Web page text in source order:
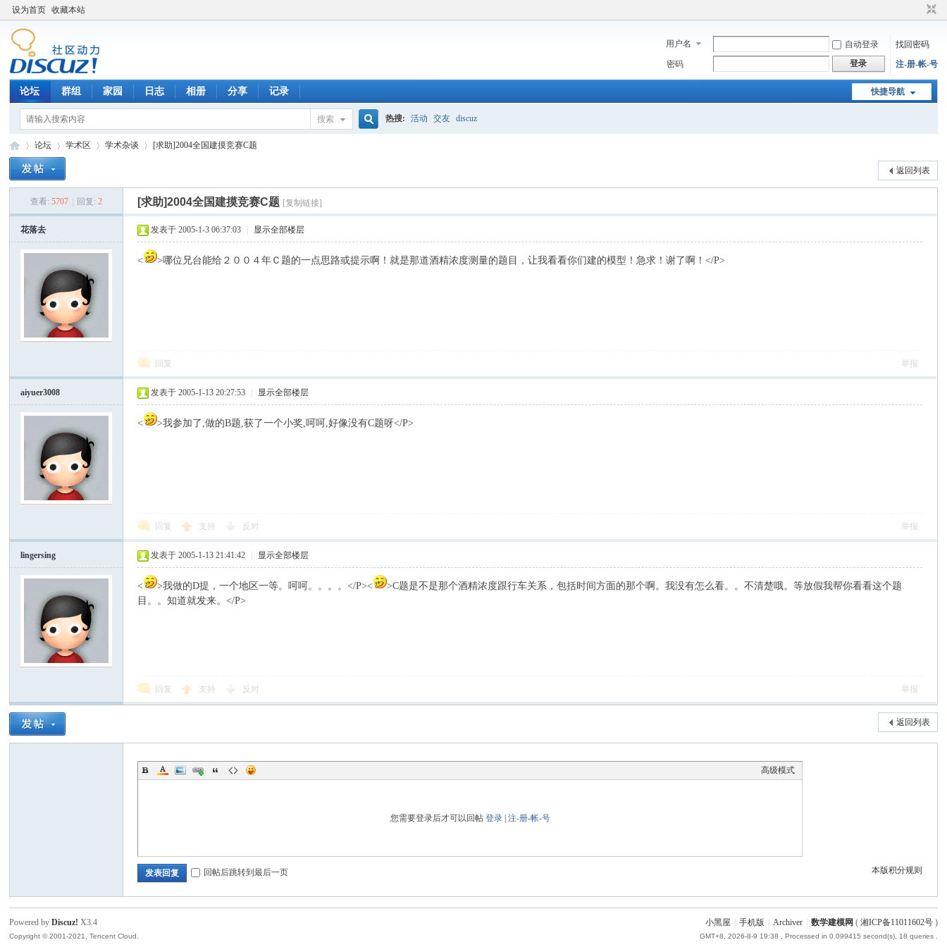
设为首页 收藏本站
用户名 自动登录
找回密码
密码
登录 注-册-帐-号
快捷导航
论坛 群组 家园 日志 相册 分享 记录
搜索 热搜: 活动 交友 discuz
论坛
›
学术区
›
学术杂谈
›
[求助]2004全国建摸竞赛C题
返回列表
查看: 5707 回复: 2 [求助]2004全国建摸竞赛C题 [复制链接]
花落去 发表于 2005-1-3 06:37:03 显示全部楼层
< >哪位兄台能给２００４年Ｃ题的一点思路或提示啊！就是那道酒精浓度测量的题目，让我看看你们建的模型！急求！谢了啊！</P>
回复 举报
aiyuer3008 发表于 2005-1-13 20:27:53 显示全部楼层
< >我参加了,做的B题,获了一个小奖,呵呵,好像没有C题呀</P>
回复 支持 反对 举报
lingersing 发表于 2005-1-13 21:41:42 显示全部楼层
< >我做的D提，一个地区一等。呵呵。。。。</P><
>C题是不是那个酒精浓度跟行车关系，包括时间方面的那个啊。我没有怎么看。。不清楚哦。等放假我帮你看看这个题
目。。知道就发来。</P>
回复 支持 反对 举报
返回列表
高级模式
您需要登录后才可以回帖 登录| 注-册-帐-号
本版积分规则
发表回复 回帖后跳转到最后一页
小黑屋 手机版 Archiver 数学建模网 ( 湘ICP备11011602号)
GMT+8, 2026-8-9 19:38 , Processed in 0.099415 second(s), 18 queries .
Powered byDiscuz! X3.4
Copyright © 2001-2021, Tencent Cloud.